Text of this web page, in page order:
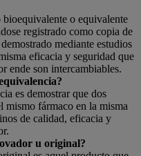
o equivalente
registrado como copia de
mediante estudios
eficacia y seguridad que
ende son intercambiables.
es demostrar que dos
mismo fármaco en la misma
de calidad, eficacia y
u original?